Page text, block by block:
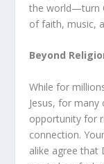
the world—turn
of faith, music,
Beyond
While for
Jesus, for
opportunity for
connection.
alike agree that